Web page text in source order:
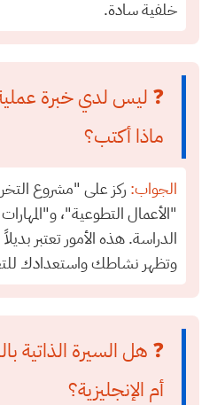
خلفية سادة.
❓ ليس لدي خبرة
ماذا أكتب؟
الجواب: ركز على "مشروع
"الأعمال التطوعية"،
الدراسة. هذه الأمور تعتبر
وتظهر نشاطك واستعدادك
❓ هل السيرة الذاتية
أم الإنجليزية؟